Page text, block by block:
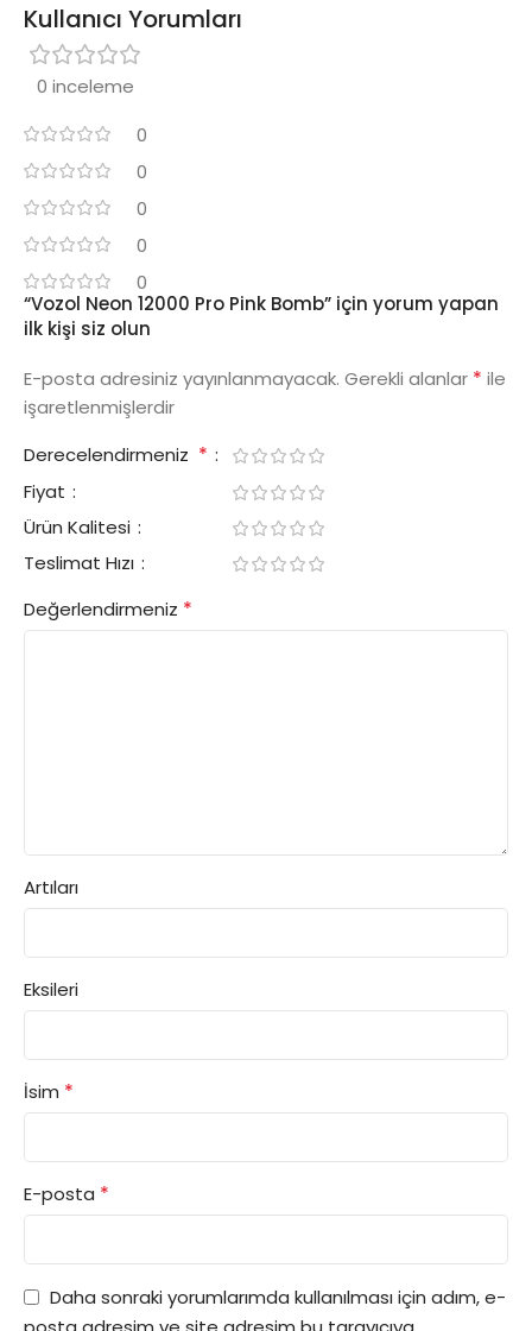
Kullanıcı Yorumları
0 inceleme
0
0
0
0
0
“Vozol Neon 12000 Pro Pink Bomb” için yorum yapan
ilk kişi siz olun
E-posta adresiniz yayınlanmayacak. Gerekli alanlar * ile
işaretlenmişlerdir
Derecelendirmeniz *
Fiyat
Ürün Kalitesi
Teslimat Hızı
Değerlendirmeniz *
Artıları
Eksileri
İsim *
E-posta *
Daha sonraki yorumlarımda kullanılması için adım, e-